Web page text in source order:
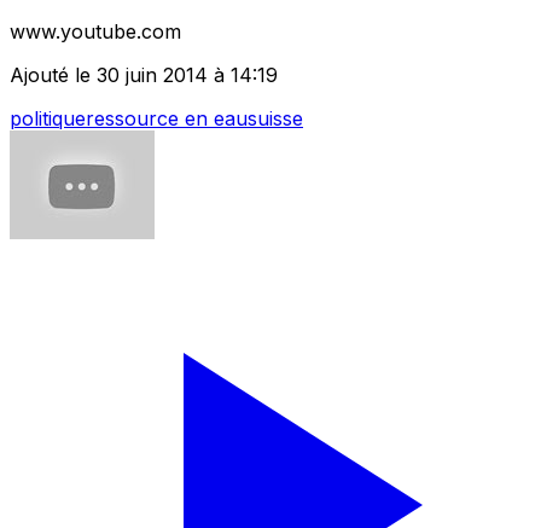
www.youtube.com
Ajouté le 30 juin 2014 à 14:19
politiqueressource en eausuisse